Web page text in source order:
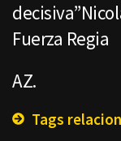
Fuerza Regia
AZ.
Tags